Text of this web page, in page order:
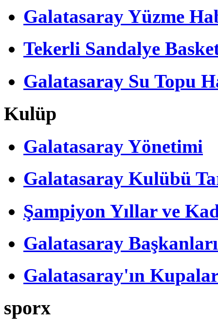
Galatasaray Yüzme
Tekerli Sandalye
Galatasaray Su Topu
Kulüp
Galatasaray Yönetimi
Galatasaray Kulübü
Şampiyon Yıllar ve
Galatasaray Başkanları
Galatasaray'ın
sporx